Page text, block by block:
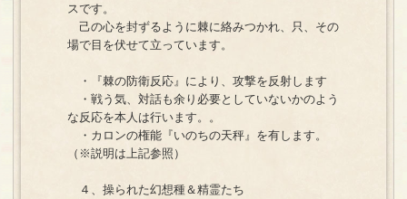
スです。
己の心を封ずるように棘に絡みつかれ、只、その
場で目を伏せて立っています。
・『棘の防衛反応』により、攻撃を反射します
・戦う気、対話も余り必要としていないかのよう
な反応を本人は行います。。
・カロンの権能『いのちの天秤』を有します。
（※説明は上記参照）
４、操られた幻想種＆精霊たち